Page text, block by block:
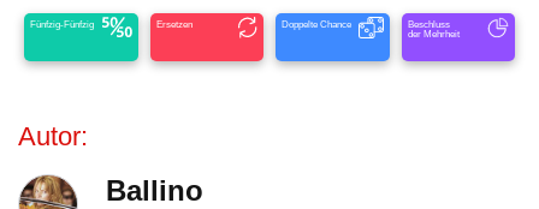
Fünfzig-Fünfzig Ersetzen Doppelte Chance
Beschluss
der Mehrheit
Autor:
Ballino